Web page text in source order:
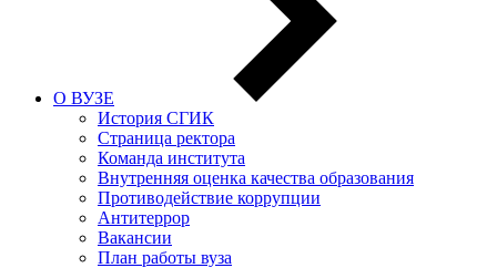
О ВУЗЕ
История СГИК
Страница ректора
Команда института
Внутренняя оценка качества образования
Противодействие коррупции
Антитеррор
Вакансии
План работы вуза